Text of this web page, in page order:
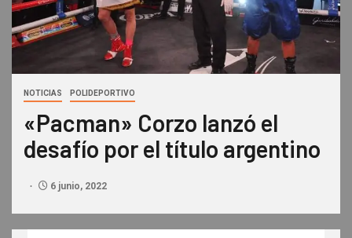
NOTICIAS POLIDEPORTIVO
«Pacman» Corzo lanzó el
desafío por el título argentino
6 junio, 2022